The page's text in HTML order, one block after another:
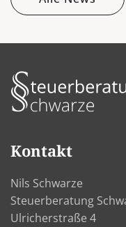
Kontakt
Nils Schwarze
Steuerberatung
Ulricherstraße 4